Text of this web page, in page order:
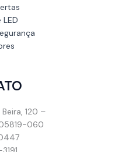
120 –
060